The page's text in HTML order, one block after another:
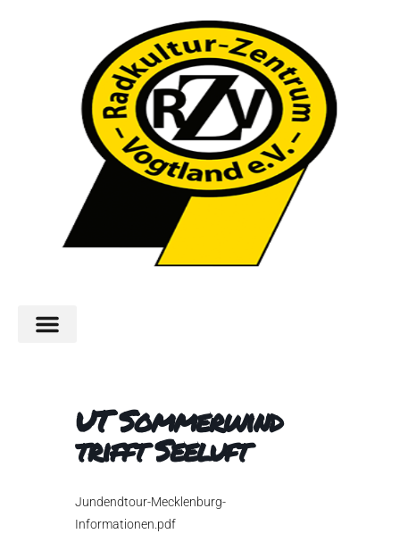
UT Sommerwind
trifft Seeluft
Jundendtour-Mecklenburg-
Informationen.pdf